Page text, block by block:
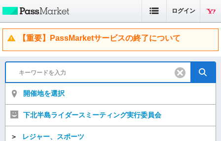
ログイン
【重要】PassMarketサービスの終了について
開催地を選択
下北半島ライダースミーティング実行委員会
＞ レジャー、スポーツ